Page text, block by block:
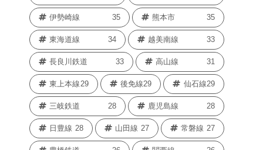
伊勢崎線 35 熊本市 35
東海道線 34 越美南線 33
長良川鉄道 33 高山線 31
東上本線29 後免線29 仙石線29
三岐鉄道 28 鹿児島線 28
日豊線 28 山田線 27 常磐線 27